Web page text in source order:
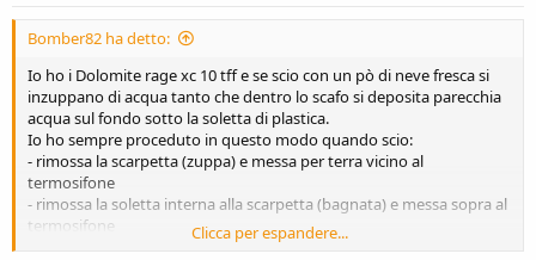
Bomber82 ha detto:
Io ho i Dolomite rage xc 10 tff e se scio con un pò di neve fresca si
inzuppano di acqua tanto che dentro lo scafo si deposita parecchia
acqua sul fondo sotto la soletta di plastica.
Io ho sempre proceduto in questo modo quando scio:
- rimossa la scarpetta (zuppa) e messa per terra vicino al
termosifone
- rimossa la soletta interna alla scarpetta (bagnata) e messa sopra al
termosifone
- lo scafo lo lascio aperto vicino al termosifone. Ho provato a tenere
Clicca per espandere...